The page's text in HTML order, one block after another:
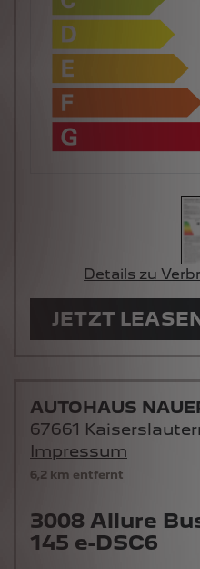
Details zu
JETZT
6,2 km entfernt
3008 Allure
145 e-DSC6
AUTOHAUS
67661
Impressum